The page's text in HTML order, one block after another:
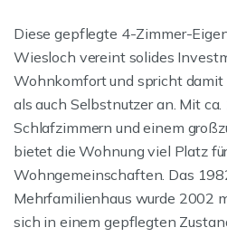
Diese gepflegte 4-Zimmer-
Wiesloch vereint solides
Wohnkomfort und spricht
als auch Selbstnutzer an. Mit
Schlafzimmern und einem
bietet die Wohnung viel Platz
Wohngemeinschaften. Das
Mehrfamilienhaus wurde 2002
sich in einem gepflegten